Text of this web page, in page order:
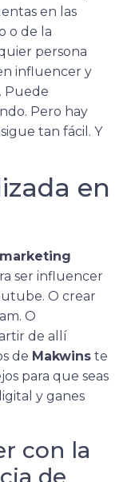
en las
o de la
persona
influencer y
Puede
Pero hay
tan fácil. Y
en
ser influencer
O crear
O
de allí
de Makwins te
para que seas
y ganes
con la